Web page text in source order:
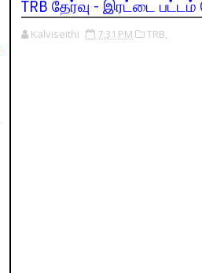
TRB தேர்வு - இரட்டை பட்டம்
Kalviseithi 7:31 PM TRB,